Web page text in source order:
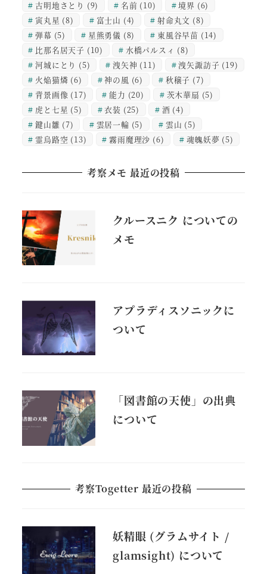
古明地さとり (9) 名前 (10) 境界 (6)
寅丸星 (8) 富士山 (4) 射命丸文 (8)
弾幕 (5) 星熊勇儀 (8) 東風谷早苗 (14)
比那名居天子 (10) 水橋パルスィ (8)
河城にとり (5) 洩矢神 (11) 洩矢諏訪子 (19)
火焔猫燐 (6) 神の風 (6) 秋穣子 (7)
背景画像 (17) 能力 (20) 茨木華扇 (5)
虎と七星 (5) 衣装 (25) 酒 (4)
鍵山雛 (7) 雲居一輪 (5) 雲山 (5)
霊烏路空 (13) 霧雨魔理沙 (6) 魂魄妖夢 (5)
考察メモ 最近の投稿
クルースニク についての
メモ
アプラディスソニックに
ついて
「図書館の天使」の出典
について
考察Togetter 最近の投稿
妖精眼 (グラムサイト /
glamsight) について